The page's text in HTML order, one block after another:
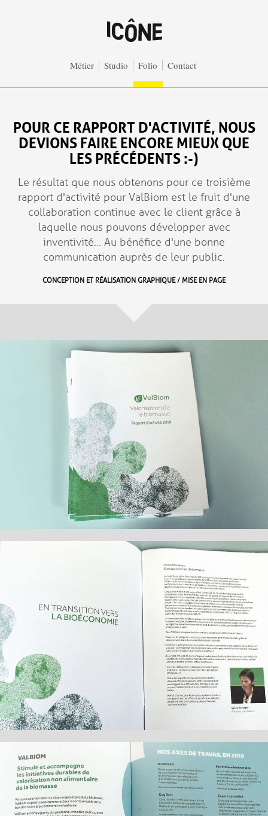
Métier Studio Folio Contact
POUR CE RAPPORT D'ACTIVITÉ, NOUS
DEVIONS FAIRE ENCORE MIEUX QUE
LES PRÉCÉDENTS :-)
Le résultat que nous obtenons pour ce troisième
rapport d'activité pour ValBiom est le fruit d'une
collaboration continue avec le client grâce à
laquelle nous pouvons développer avec
inventivité… Au bénéfice d'une bonne
communication auprès de leur public.
CONCEPTION ET RÉALISATION GRAPHIQUE / MISE EN PAGE